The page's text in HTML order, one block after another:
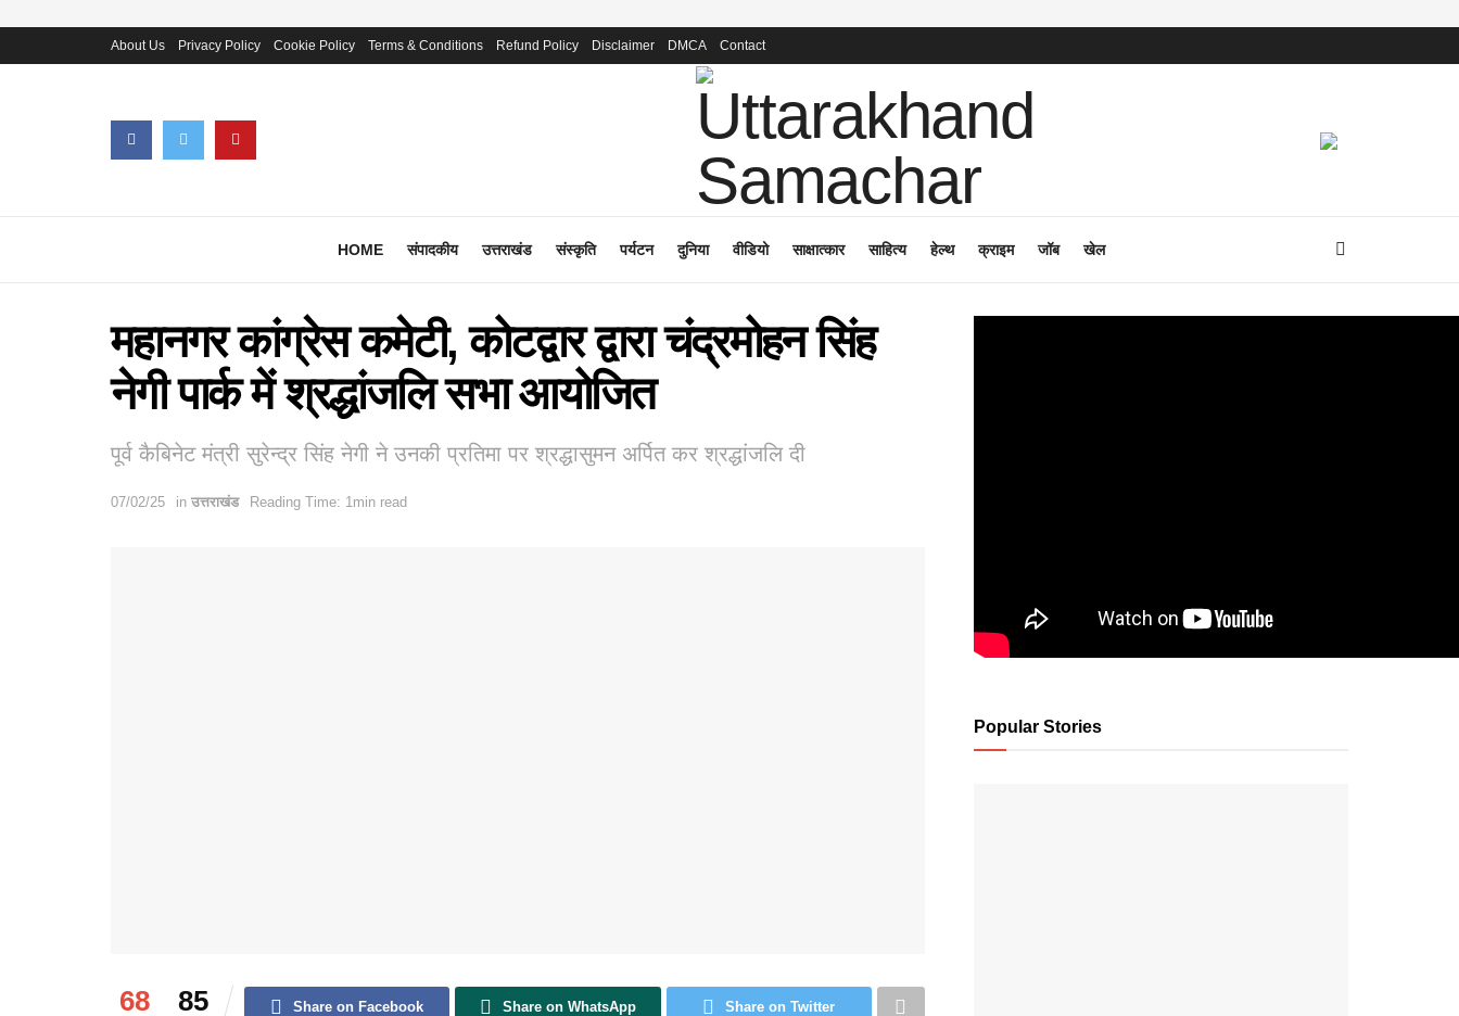
About Us Privacy Policy Cookie Policy Terms & Conditions Refund Policy Disclaimer DMCA Contact
HOME संपादकीय उत्तराखंड संस्कृति पर्यटन दुनिया वीडियो साक्षात्कार साहित्य हेल्थ क्राइम जॉब खेल
महानगर कांग्रेस कमेटी, कोटद्वार द्वारा चंद्रमोहन सिंह
नेगी पार्क में श्रद्धांजलि सभा आयोजित
पूर्व कैबिनेट मंत्री सुरेन्द्र सिंह नेगी ने उनकी प्रतिमा पर श्रद्धासुमन अर्पित कर श्रद्धांजलि दी
07/02/25 in उत्तराखंड Reading Time: 1min read
68 85 Share on Facebook Share on WhatsApp Share on Twitter
Popular Stories